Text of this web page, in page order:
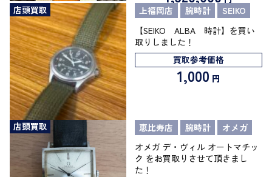
店頭買取
上福岡店 腕時計
SEIKO
【SEIKO ALBA 時計】を買い
取りしました！
買取参考価格
1,000 円
店頭買取 恵比寿店 腕時計
オメガ
オメガ デ・ヴィル オートマチッ
ク をお買取りさせて頂きまし
た！